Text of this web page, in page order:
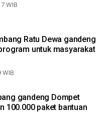
WIB
Ratu Dewa gandeng
untuk masyarakat
WIB
gandeng Dompet
100.000 paket bantuan